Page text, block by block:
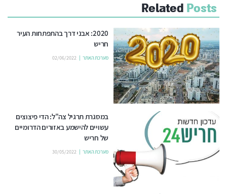
Related Posts
2020: אבני דרך בהתפתחות העיר
חריש
מערכת האתר 02/06/2022
במסגרת תרגיל צה"ל: הדי פיצוצים
עשויים להישמע באזורים הדרומיים
של חריש
מערכת האתר 30/05/2022